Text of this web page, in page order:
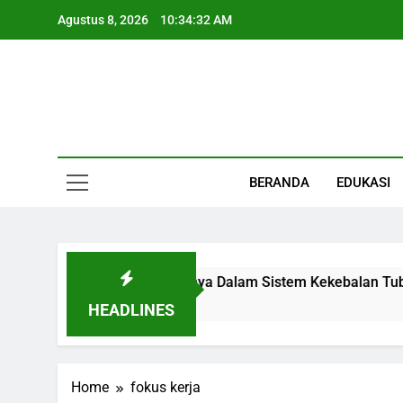
Agustus 8, 2026 10:34:32 AM
BERANDA EDUKASI
HEADLINES
Letak, Dan Perannya Dalam Sistem Kekebalan Tubuh
Home fokus kerja